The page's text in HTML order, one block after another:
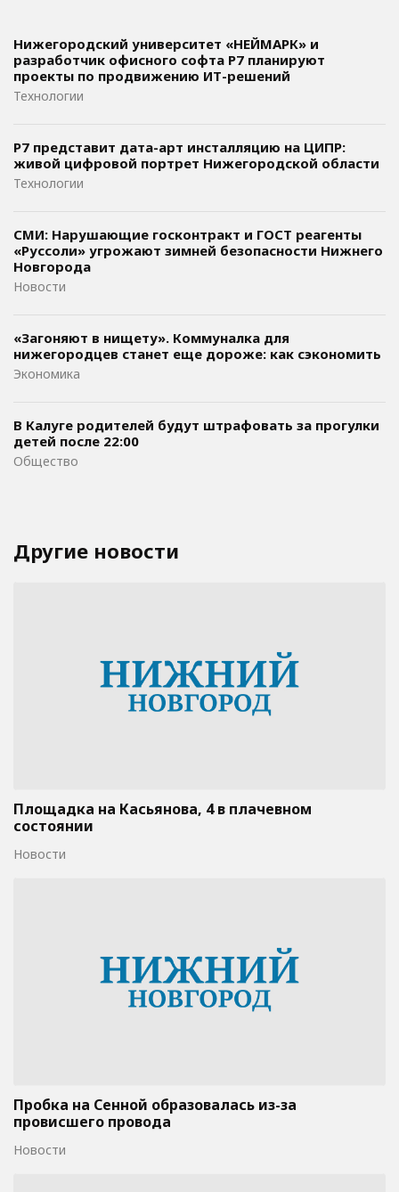
Нижегородский университет «НЕЙМАРК» и
разработчик офисного софта P7 планируют
проекты по продвижению ИТ-решений
Технологии
Р7 представит дата-арт инсталляцию на ЦИПР:
живой цифровой портрет Нижегородской области
Технологии
СМИ: Нарушающие госконтракт и ГОСТ реагенты
«Руссоли» угрожают зимней безопасности Нижнего
Новгорода
Новости
«Загоняют в нищету». Коммуналка для
нижегородцев станет еще дороже: как сэкономить
Экономика
В Калуге родителей будут штрафовать за прогулки
детей после 22:00
Общество
Другие новости
Площадка на Касьянова, 4 в плачевном
состоянии
Новости
Пробка на Сенной образовалась из-за
провисшего провода
Новости